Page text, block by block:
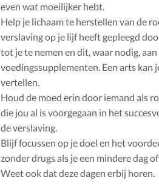
even wat moeilijker hebt.
Help je lichaam te herstellen van de
verslaving op je lijf heeft gepleegd
tot je te nemen en dit, waar nodig,
voedingssupplementen. Een arts kan
vertellen.
Houd de moed erin door iemand als
die jou al is voorgegaan in het
de verslaving.
Blijf focussen op je doel en het
zonder drugs als je een mindere dag
Weet ook dat deze dagen erbij horen.